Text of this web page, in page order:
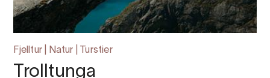
Fjelltur | Natur | Turstier
Trolltunga